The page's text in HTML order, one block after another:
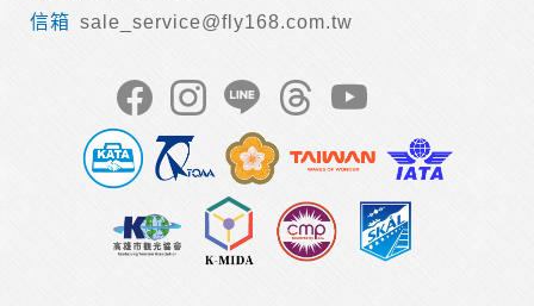
sale_service@fly168.com.tw